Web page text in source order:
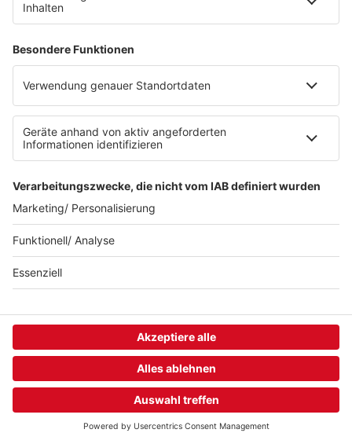
ffn-Meet Your Star mit Michael Patrick Kelly
ffn-Meet Your Star mit Alvaro Soler